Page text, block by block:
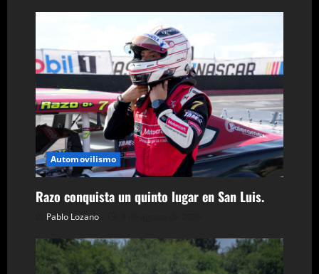
t
r
a
d
a
s
Automovilismo
Razo conquista un quinto lugar en San Luis.
Pablo Lozano